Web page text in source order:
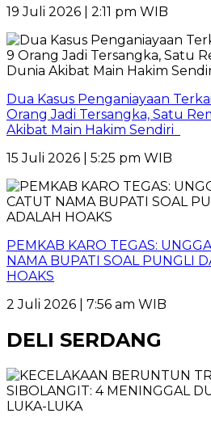
19 Juli 2026 | 2:11 pm WIB
Dua Kasus Penganiayaan
Orang Jadi Tersangka, Satu
Akibat Main Hakim Sendiri
15 Juli 2026 | 5:25 pm WIB
PEMKAB KARO TEGAS:
NAMA BUPATI SOAL PUNGLI
HOAKS
2 Juli 2026 | 7:56 am WIB
DELI SERDANG